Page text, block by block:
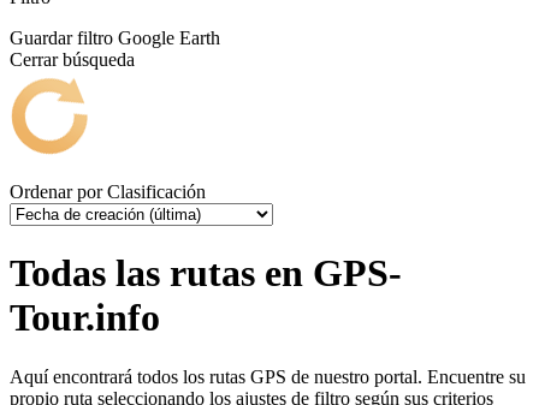
Guardar filtro Google Earth
Cerrar búsqueda
Ordenar por Clasificación
Todas las rutas en GPS-
Tour.info
Aquí encontrará todos los rutas GPS de nuestro portal. Encuentre su
propio ruta seleccionando los ajustes de filtro según sus criterios